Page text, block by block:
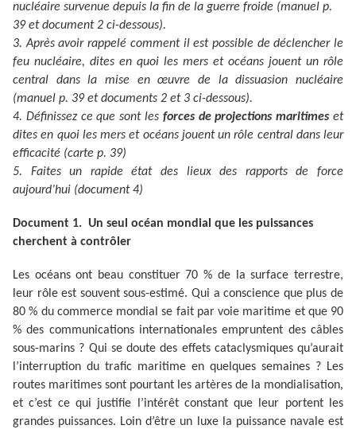
nucléaire survenue depuis la fin de la guerre froide (manuel p.
39 et document 2 ci-dessous).
3. Après avoir rappelé comment il est possible de déclencher le
feu nucléaire, dites en quoi les mers et océans jouent un rôle
central dans la mise en œuvre de la dissuasion nucléaire
(manuel p. 39 et documents 2 et 3 ci-dessous).
4. Définissez ce que sont les forces de projections maritimes et
dites en quoi les mers et océans jouent un rôle central dans leur
efficacité (carte p. 39)
5. Faites un rapide état des lieux des rapports de force
aujourd’hui (document 4)
Document 1. Un seul océan mondial que les puissances
cherchent à contrôler
Les océans ont beau constituer 70 % de la surface terrestre,
leur rôle est souvent sous-estimé. Qui a conscience que plus de
80 % du commerce mondial se fait par voie maritime et que 90
% des communications internationales empruntent des câbles
sous-marins ? Qui se doute des effets cataclysmiques qu’aurait
l’interruption du trafic maritime en quelques semaines ? Les
routes maritimes sont pourtant les artères de la mondialisation,
et c’est ce qui justifie l’intérêt constant que leur portent les
grandes puissances. Loin d’être un luxe la puissance navale est